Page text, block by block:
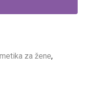
za žene,
preparata!